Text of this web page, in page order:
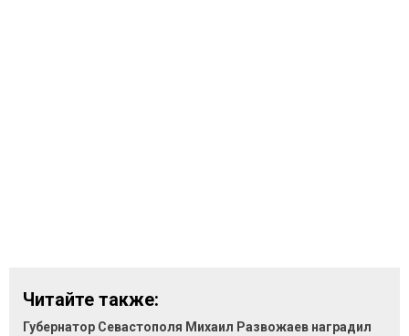
Читайте также:
Губернатор Севастополя Михаил Развожаев наградил